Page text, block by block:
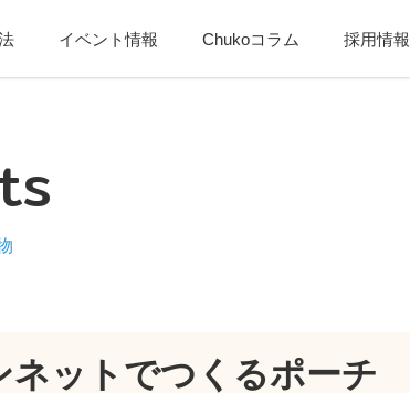
イベント情報 Chukoコラム 採用情報
ネットでつくるポーチ